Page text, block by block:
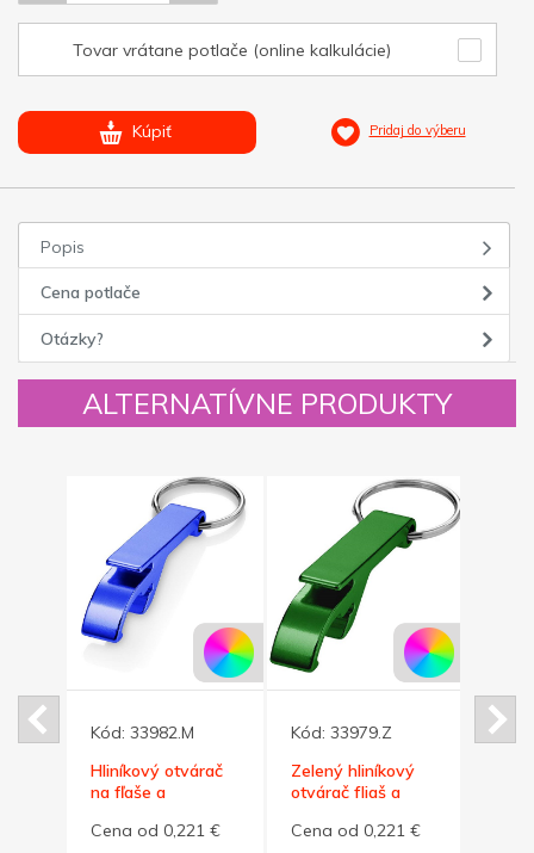
Tovar vrátane potlače (online kalkulácie)
Kúpiť Pridaj do výberu
Popis
Cena potlače
Otázky?
ALTERNATÍVNE PRODUKTY
Kód: 33982.M
Hliníkový otvárač
na fľaše a
Cena od 0,221 €
Kód: 33979.Z
Zelený hliníkový
otvárač fliaš a
Cena od 0,221 €
Kód: